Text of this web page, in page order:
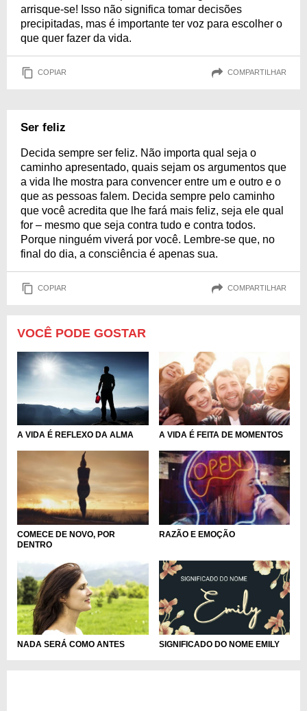
arrisque-se! Isso não significa tomar decisões
precipitadas, mas é importante ter voz para escolher o
que quer fazer da vida.
COPIAR COMPARTILHAR
Ser feliz
Decida sempre ser feliz. Não importa qual seja o
caminho apresentado, quais sejam os argumentos que
a vida lhe mostra para convencer entre um e outro e o
que as pessoas falem. Decida sempre pelo caminho
que você acredita que lhe fará mais feliz, seja ele qual
for – mesmo que seja contra tudo e contra todos.
Porque ninguém viverá por você. Lembre-se que, no
final do dia, a consciência é apenas sua.
COPIAR COMPARTILHAR
VOCÊ PODE GOSTAR
A VIDA É REFLEXO DA ALMA A VIDA É FEITA DE MOMENTOS
COMECE DE NOVO, POR
DENTRO
RAZÃO E EMOÇÃO
NADA SERÁ COMO ANTES SIGNIFICADO DO NOME EMILY